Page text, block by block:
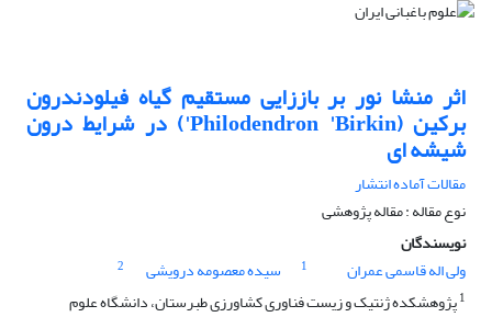
اثر منشا نور بر باززایی مستقیم گیاه فیلودندرون
برکین (Philodendron 'Birkin') در شرایط درون
شیشه ای
مقالات آماده انتشار
نوع مقاله : مقاله پژوهشی
نویسندگان
ولی اله قاسمی عمران
1 سیده معصومه درویشی
2
1پژوهشکده ژنتیک و زیست فناوری کشاورزی طبرستان، دانشگاه علوم